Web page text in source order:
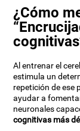
¿Cómo
Al entrenar el
estimula un
repetición de ese
ayudar a
neuronales
cognitivas más